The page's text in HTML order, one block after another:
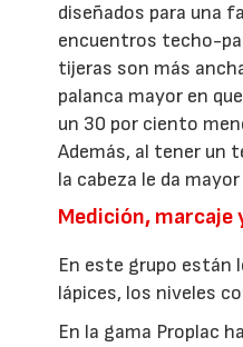
diseñados para una
encuentros techo-
tijeras son más
palanca mayor en
un 30 por ciento
Además, al tener un
la cabeza le da
Medición, marcaje
En este grupo están
lápices, los niveles
En la gama Proplac